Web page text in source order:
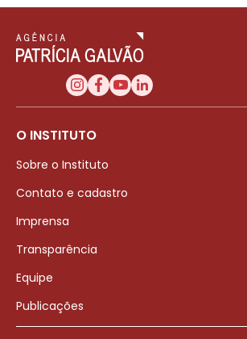
O INSTITUTO
Sobre o Instituto
Contato e cadastro
Imprensa
Transparência
Equipe
Publicações